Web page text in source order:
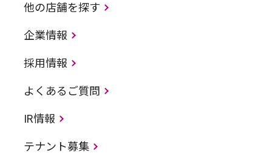
他の店舗を探す
企業情報
採用情報
よくあるご質問
IR情報
テナント募集